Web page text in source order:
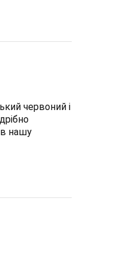
червоний і
нашу